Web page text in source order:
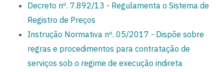
Decreto nº. 7.892/13 - Regulamenta o Sistema de
Registro de Preços
Instrução Normativa nº. 05/2017 - Dispõe sobre
regras e procedimentos para contratação de
serviços sob o regime de execução indireta